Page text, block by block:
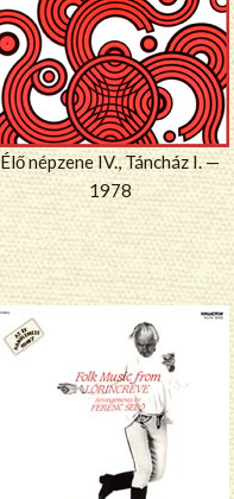
Élő népzene IV., Táncház I. —
1978